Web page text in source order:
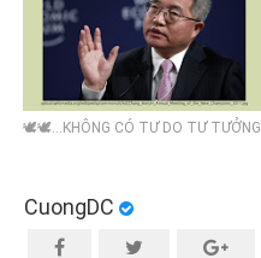
🕊🕊...KHÔNG CÓ TỰ DO TƯ TƯỞNG
CuongDC